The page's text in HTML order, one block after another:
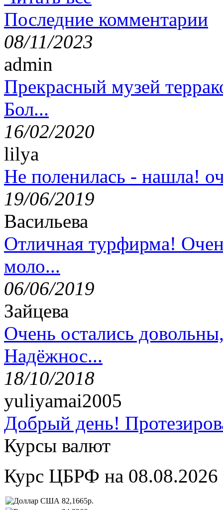
Последние комментарии
08/11/2023
admin
Прекрасный музей
Бол...
16/02/2020
lilya
Не поленилась - нашла!
19/06/2019
Васильева
Отличная турфирма!
моло...
06/06/2019
Зайцева
Очень остались
Надёжнос...
18/10/2018
yuliyamai2005
Добрый день!
Курсы валют
Курс ЦБРФ на 08.08.2026
82,1665р.